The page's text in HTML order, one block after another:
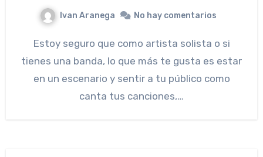
Ivan Aranega No hay comentarios
Estoy seguro que como artista solista o si
tienes una banda, lo que más te gusta es estar
en un escenario y sentir a tu público como
canta tus canciones,…